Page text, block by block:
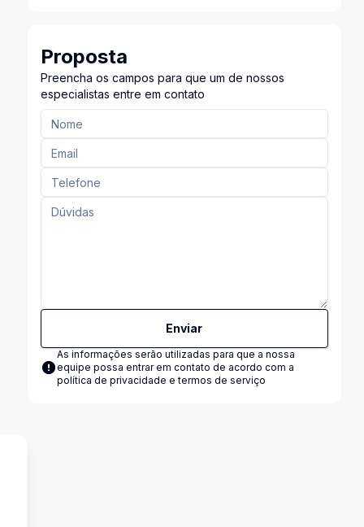
Proposta
Preencha os campos para que um de nossos
especialistas entre em contato
Enviar
As informações serão utilizadas para que a nossa
equipe possa entrar em contato de acordo com a
política de privacidade e termos de serviço